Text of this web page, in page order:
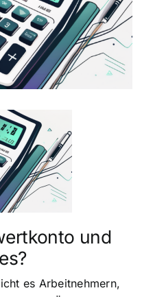
und
es Arbeitnehmern,